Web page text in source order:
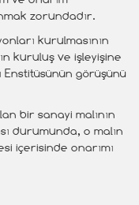
zorundadır.
kurulmasının
kuruluş ve işleyişine
görüşünü
bir sanayi malının
durumunda, o malın
içerisinde onarımı